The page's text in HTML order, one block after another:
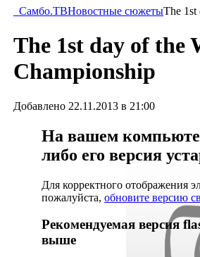
Самбо.ТВНовостные сюжетыThe
The 1st day of the
Championship
Добавлено 22.11.2013 в 21:00
На вашем
либо его версия
Для корректного отображения
пожалуйста, обновите версию
Рекомендуемая версия
выше